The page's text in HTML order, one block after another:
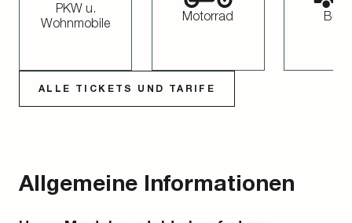
PKW u.
Wohnmobile
Motorrad
ALLE TICKETS UND TARIFE
Allgemeine Informationen